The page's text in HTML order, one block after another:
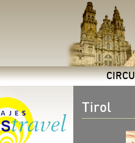
Tirol